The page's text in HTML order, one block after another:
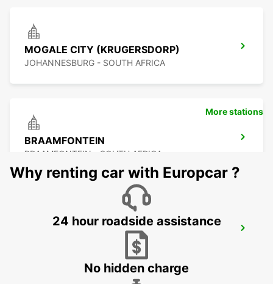
MOGALE CITY (KRUGERSDORP)
JOHANNESBURG - SOUTH AFRICA
BRAAMFONTEIN
BRAAMFONTEIN - SOUTH AFRICA
JOHANNESBURG - SOUTH AFRICA
More stations
Why renting car with Europcar ?
24 hour roadside assistance
No hidden charge